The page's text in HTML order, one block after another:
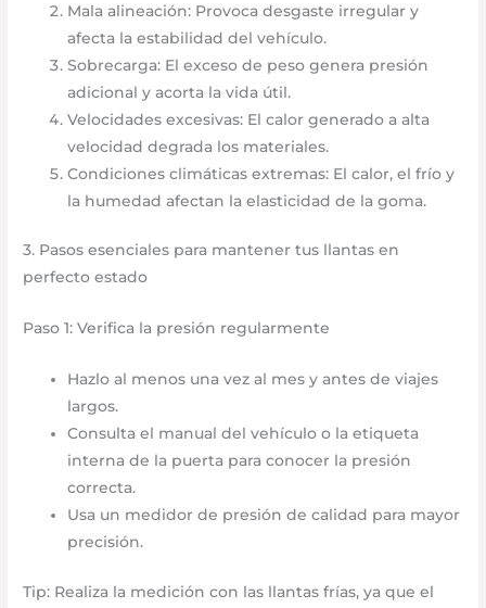
Mala alineación: Provoca desgaste irregular y
afecta la estabilidad del vehículo.
Sobrecarga: El exceso de peso genera presión
adicional y acorta la vida útil.
Velocidades excesivas: El calor generado a alta
velocidad degrada los materiales.
Condiciones climáticas extremas: El calor, el frío y
la humedad afectan la elasticidad de la goma.
3. Pasos esenciales para mantener tus llantas en
perfecto estado
Paso 1: Verifica la presión regularmente
Hazlo al menos una vez al mes y antes de viajes
largos.
Consulta el manual del vehículo o la etiqueta
interna de la puerta para conocer la presión
correcta.
Usa un medidor de presión de calidad para mayor
precisión.
Tip: Realiza la medición con las llantas frías, ya que el